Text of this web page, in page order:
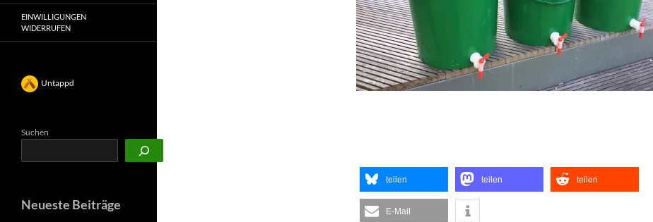
teilen teilen teilen
E-Mail
EINWILLIGUNGEN
WIDERRUFEN
Untappd
Suchen
Neueste Beiträge